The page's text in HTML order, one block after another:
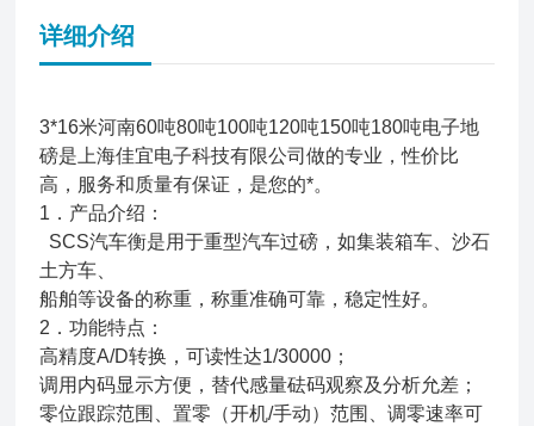
详细介绍
3*16米河南60吨80吨100吨120吨150吨180吨电子地
磅是上海佳宜电子科技有限公司做的专业，性价比
高，服务和质量有保证，是您的*。
1．产品介绍：
SCS汽车衡是用于重型汽车过磅，如集装箱车、沙石
土方车、
船舶等设备的称重，称重准确可靠，稳定性好。
2．功能特点：
高精度A/D转换，可读性达1/30000；
调用内码显示方便，替代感量砝码观察及分析允差；
零位跟踪范围、置零（开机/手动）范围、调零速率可